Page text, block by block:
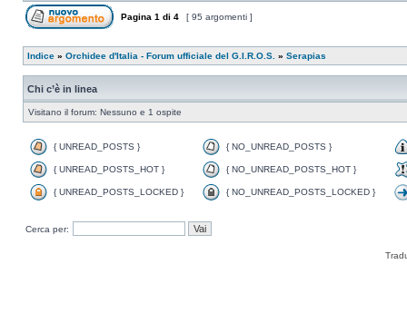
Pagina 1 di 4 [ 95 argomenti ]
Indice » Orchidee d'Italia - Forum ufficiale del G.I.R.O.S. » Serapias
Chi c’è in linea
Visitano il forum: Nessuno e 1 ospite
{ UNREAD_POSTS } { NO_UNREAD_POSTS }
{ UNREAD_POSTS_HOT } { NO_UNREAD_POSTS_HOT }
{ UNREAD_POSTS_LOCKED } { NO_UNREAD_POSTS_LOCKED }
Cerca per: